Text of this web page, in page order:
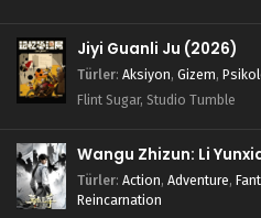
Jiyi Guanli Ju (2026)
Türler: Aksiyon, Gizem,
Flint Sugar, Studio Tumble
Wangu Zhizun: Li
Türler: Action, Adventure,
Reincarnation